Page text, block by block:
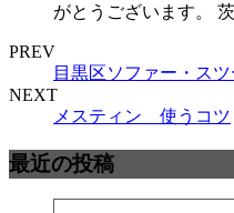
がとうございます。
PREV
目黒区ソファー・ス
NEXT
メスティン 使うコツ
最近の投稿